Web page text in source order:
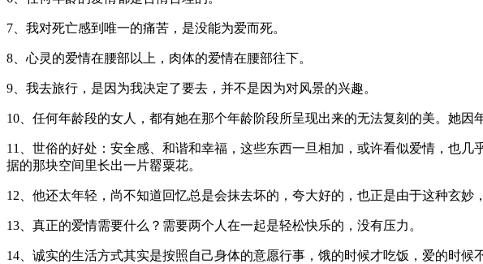
7、我对死亡感到唯一的痛苦，是没能为爱而死。
8、心灵的爱情在腰部以上，肉体的爱情在腰部往下。
9、我去旅行，是因为我决定了要去，并不是因为对风景的兴趣。
10、任何年龄段的女人，都有她在那个年龄阶段所呈现出来的无法复刻的美。她因
11、世俗的好处：安全感、和谐和幸福，这些东西一旦相加，或许看似爱情，也
据的那块空间里长出一片罂粟花。
12、他还太年轻，尚不知道回忆总是会抹去坏的，夸大好的，也正是由于这种玄妙
13、真正的爱情需要什么？需要两个人在一起是轻松快乐的，没有压力。
14、诚实的生活方式其实是按照自己身体的意愿行事，饿的时候才吃饭，爱的时